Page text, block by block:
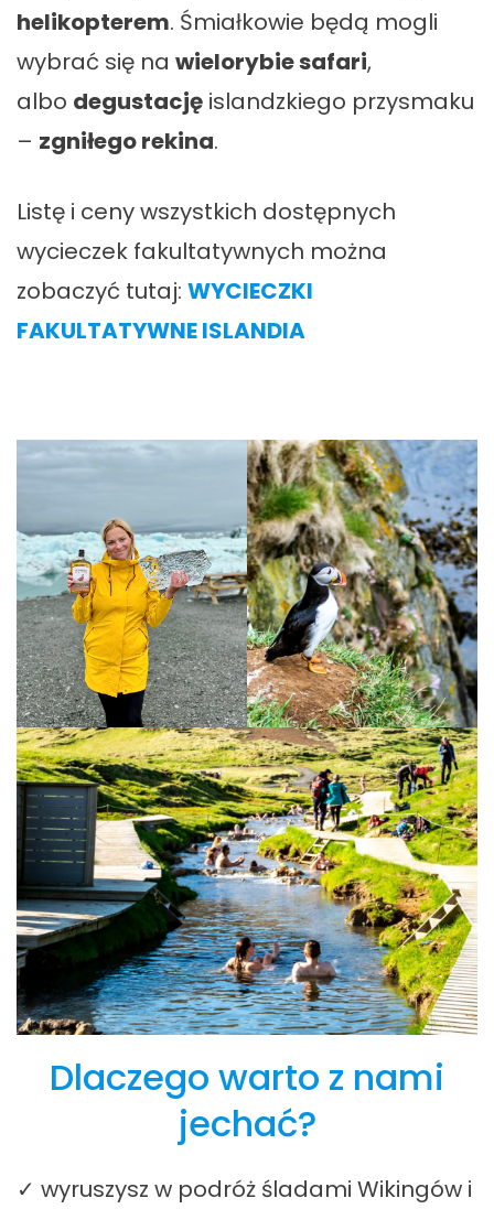
helikopterem. Śmiałkowie będą mogli
wybrać się na wielorybie safari,
albo degustację islandzkiego przysmaku
– zgniłego rekina.
Listę i ceny wszystkich dostępnych
wycieczek fakultatywnych można
zobaczyć tutaj: WYCIECZKI
FAKULTATYWNE ISLANDIA
Dlaczego warto z nami
jechać?
✓ wyruszysz w podróż śladami Wikingów i